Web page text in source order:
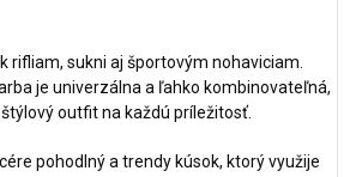
rifliam, sukni aj športovým nohaviciam.
je univerzálna a ľahko kombinovateľná,
outfit na každú príležitosť.
pohodlný a trendy kúsok, ktorý využije